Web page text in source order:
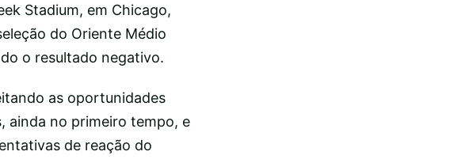
Stadium, em Chicago,
do Oriente Médio
o resultado negativo.
as oportunidades
ainda no primeiro tempo, e
de reação do